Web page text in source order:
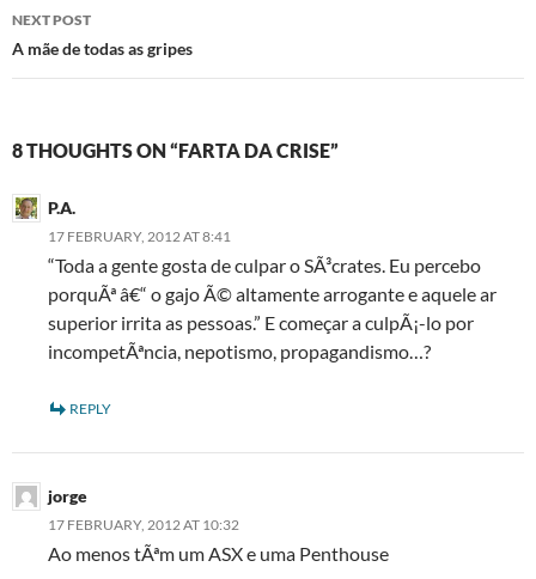
NEXT POST
A mãe de todas as gripes
8 THOUGHTS ON “FARTA DA CRISE”
P.A.
17 FEBRUARY, 2012 AT 8:41
“Toda a gente gosta de culpar o SÃ³crates. Eu percebo
porquÃª â€“ o gajo Ã© altamente arrogante e aquele ar
superior irrita as pessoas.” E começar a culpÃ¡-lo por
incompetÃªncia, nepotismo, propagandismo…?
REPLY
jorge
17 FEBRUARY, 2012 AT 10:32
Ao menos tÃªm um ASX e uma Penthouse